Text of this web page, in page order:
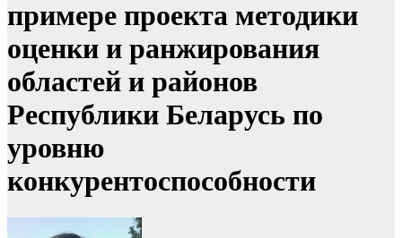
примере проекта методики
оценки и ранжирования
областей и районов
Республики Беларусь по
уровню
конкурентоспособности